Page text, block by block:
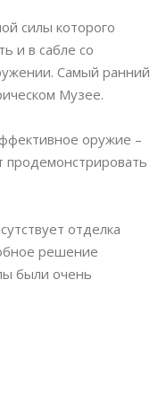
силы которого
и в сабле со
Самый ранний
Музее.
оружие –
продемонстрировать
отделка
решение
были очень